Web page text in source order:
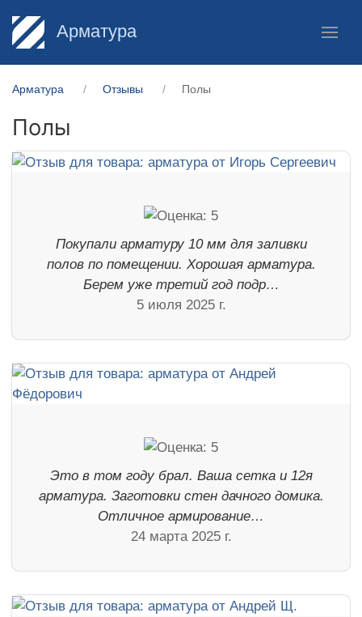
Арматура
Арматура Отзывы Полы
Полы
Покупали арматуру 10 мм для заливки
полов по помещении. Хорошая арматура.
Берем уже третий год подр…
5 июля 2025 г.
Это в том году брал. Ваша сетка и 12я
арматура. Заготовки стен дачного домика.
Отличное армирование…
24 марта 2025 г.